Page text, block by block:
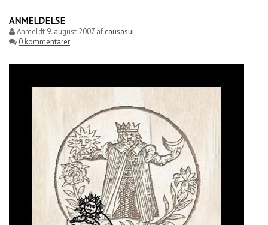
ANMELDELSE
Anmeldt 9. august 2007 af causasui
0 kommentarer